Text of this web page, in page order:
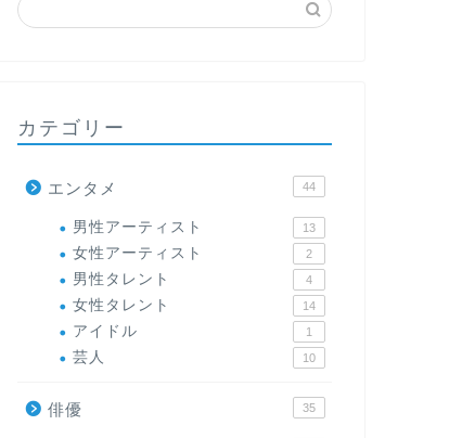
カテゴリー
エンタメ 44
男性アーティスト 13
女性アーティスト 2
男性タレント 4
女性タレント 14
アイドル 1
芸人 10
俳優 35